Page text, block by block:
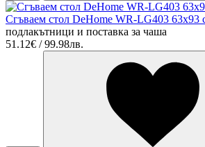
Сгъваем стол DeHome WR-LG403 63x93
подлакътници и поставка за чаша
51.12€ / 99.98лв.